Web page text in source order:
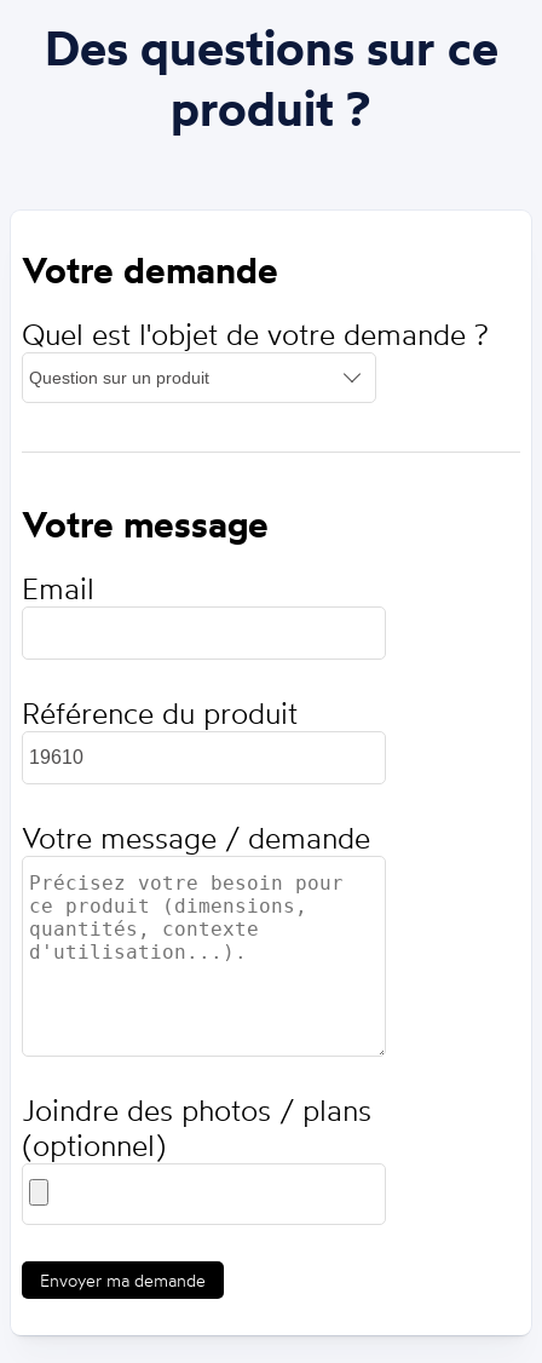
Des questions sur ce
produit ?
Votre demande
Quel est l'objet de votre demande ?
Votre message
Email
Référence du produit
Votre message / demande
Joindre des photos / plans
(optionnel)
Envoyer ma demande